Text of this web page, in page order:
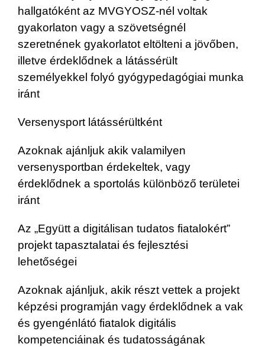
hallgatóként az MVGYOSZ-nél voltak
gyakorlaton vagy a szövetségnél
szeretnének gyakorlatot eltölteni a jövőben,
illetve érdeklődnek a látássérült
személyekkel folyó gyógypedagógiai munka
iránt
Versenysport látássérültként
Azoknak ajánljuk akik valamilyen
versenysportban érdekeltek, vagy
érdeklődnek a sportolás különböző területei
iránt
Az „Együtt a digitálisan tudatos fiatalokért”
projekt tapasztalatai és fejlesztési
lehetőségei
Azoknak ajánljuk, akik részt vettek a projekt
képzési programján vagy érdeklődnek a vak
és gyengénlátó fiatalok digitális
kompetenciáinak és tudatosságának